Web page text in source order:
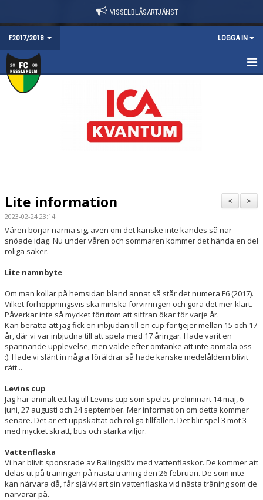
VISSELBLÅSARTJÄNST
F2017/2018 LOGGA IN
HEM
DOKUMENT
>
<
Lite information
2023-02-24 23:14
Våren börjar närma sig, även om det kanske inte kändes så när
snöade idag. Nu under våren och sommaren kommer det hända en del
roliga saker.
Lite namnbyte
Om man kollar på hemsidan bland annat så står det numera F6 (2017).
Vilket förhoppningsvis ska minska förvirringen och göra det mer klart.
Påverkar inte så mycket förutom att siffran ökar för varje år.
Kan berätta att jag fick en inbjudan till en cup för tjejer mellan 15 och 17
år, där vi var inbjudna till att spela med 17 åringar. Hade varit en
spännande upplevelse, men valde efter omtanke att inte anmäla oss
:). Hade vi slänt in några föräldrar så hade kanske medelåldern blivit
rätt...
Levins cup
Jag har anmält ett lag till Levins cup som spelas preliminärt 14 maj, 6
juni, 27 augusti och 24 september. Mer information om detta kommer
senare. Det är ett uppskattat och roliga tillfällen. Det blir spel 3 mot 3
med mycket skratt, bus och starka viljor.
Vattenflaska
Vi har blivit sponsrade av Ballingslöv med vattenflaskor. De kommer att
delas ut på träningen på nästa träning den 26 februari. De som inte
kan närvara då, får självklart sin vattenflaska vid nästa träning som de
närvarar på.